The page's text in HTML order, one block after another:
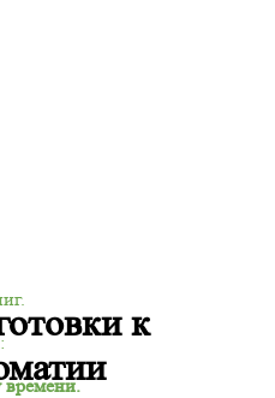
времени.
к